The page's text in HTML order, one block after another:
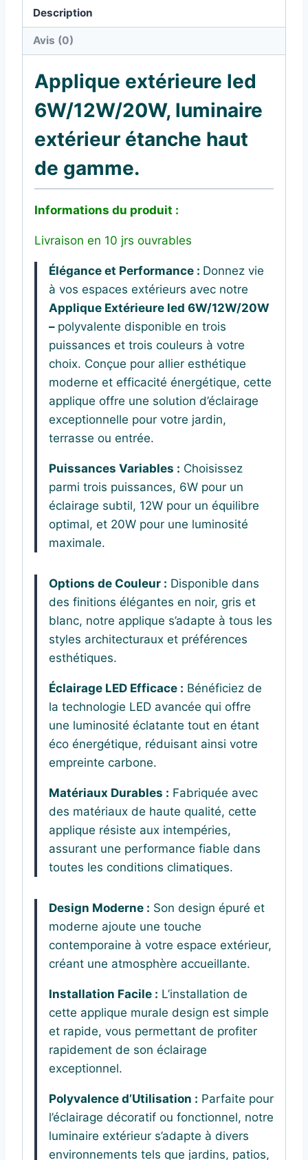
Description
Avis (0)
Applique extérieure led
6W/12W/20W, luminaire
extérieur étanche haut
de gamme.
Informations du produit :
Livraison en 10 jrs ouvrables
Élégance et Performance : Donnez vie
à vos espaces extérieurs avec notre
Applique Extérieure led 6W/12W/20W
– polyvalente disponible en trois
puissances et trois couleurs à votre
choix. Conçue pour allier esthétique
moderne et efficacité énergétique, cette
applique offre une solution d’éclairage
exceptionnelle pour votre jardin,
terrasse ou entrée.
Puissances Variables : Choisissez
parmi trois puissances, 6W pour un
éclairage subtil, 12W pour un équilibre
optimal, et 20W pour une luminosité
maximale.
Options de Couleur : Disponible dans
des finitions élégantes en noir, gris et
blanc, notre applique s’adapte à tous les
styles architecturaux et préférences
esthétiques.
Éclairage LED Efficace : Bénéficiez de
la technologie LED avancée qui offre
une luminosité éclatante tout en étant
éco énergétique, réduisant ainsi votre
empreinte carbone.
Matériaux Durables : Fabriquée avec
des matériaux de haute qualité, cette
applique résiste aux intempéries,
assurant une performance fiable dans
toutes les conditions climatiques.
Design Moderne : Son design épuré et
moderne ajoute une touche
contemporaine à votre espace extérieur,
créant une atmosphère accueillante.
Installation Facile : L’installation de
cette applique murale design est simple
et rapide, vous permettant de profiter
rapidement de son éclairage
exceptionnel.
Polyvalence d’Utilisation : Parfaite pour
l’éclairage décoratif ou fonctionnel, notre
luminaire extérieur s’adapte à divers
environnements tels que jardins, patios,